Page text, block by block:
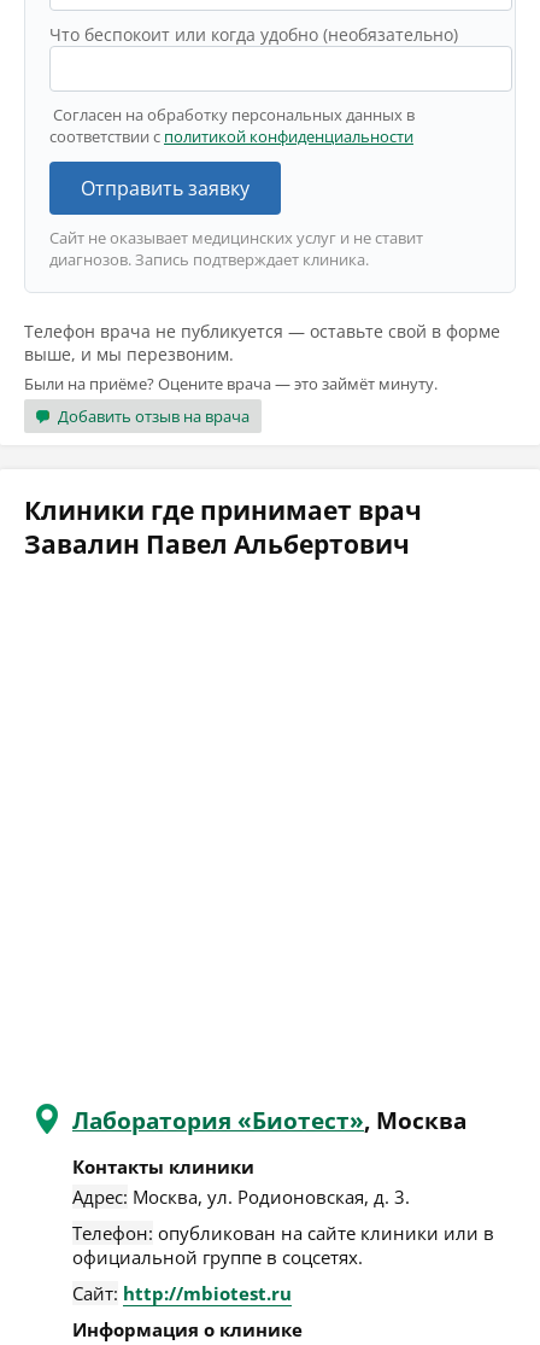
Что беспокоит или когда удобно (необязательно)
Согласен на обработку персональных данных в
соответствии с политикой конфиденциальности
Отправить заявку
Сайт не оказывает медицинских услуг и не ставит
диагнозов. Запись подтверждает клиника.
Телефон врача не публикуется — оставьте свой в форме
выше, и мы перезвоним.
Были на приёме? Оцените врача — это займёт минуту.
Добавить отзыв на врача
Клиники где принимает врач
Завалин Павел Альбертович
Лаборатория «Биотест», Москва
Контакты клиники
Адрес: Москва, ул. Родионовская, д. 3.
Телефон: опубликован на сайте клиники или в
официальной группе в соцсетях.
Сайт: http://mbiotest.ru
Информация о клинике